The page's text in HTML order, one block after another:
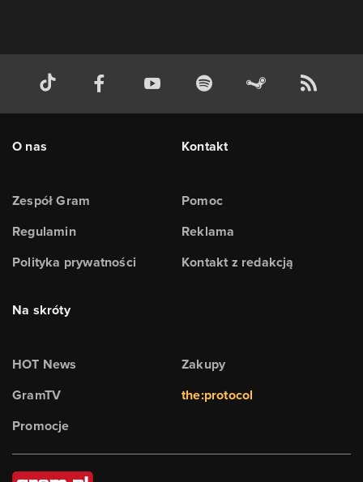
O nas
Zespół Gram
Regulamin
Polityka prywatności
Kontakt
Pomoc
Reklama
Kontakt z redakcją
Na skróty
HOT News
GramTV
Promocje
Zakupy
the:protocol